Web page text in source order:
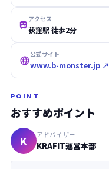
 アクセス
荻窪駅 徒歩2分
公式サイト
www.b-monster.jp ↗
POINT
おすすめポイント
K アドバイザー
KRAFIT運営本部